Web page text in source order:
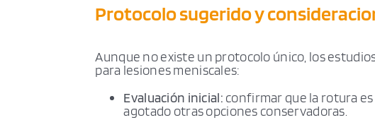
Protocolo sugerido y
Aunque no existe un protocolo único, los
para lesiones meniscales:
Evaluación inicial: confirmar que la rotura
agotado otras opciones conservadoras.